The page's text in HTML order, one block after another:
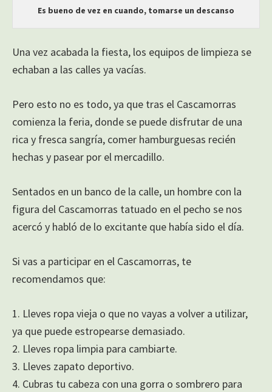
Es bueno de vez en cuando, tomarse un descanso
Una vez acabada la fiesta, los equipos de limpieza se
echaban a las calles ya vacías.
Pero esto no es todo, ya que tras el Cascamorras
comienza la feria, donde se puede disfrutar de una
rica y fresca sangría, comer hamburguesas recién
hechas y pasear por el mercadillo.
Sentados en un banco de la calle, un hombre con la
figura del Cascamorras tatuado en el pecho se nos
acercó y habló de lo excitante que había sido el día.
Si vas a participar en el Cascamorras, te
recomendamos que:
1. Lleves ropa vieja o que no vayas a volver a utilizar,
ya que puede estropearse demasiado.
2. Lleves ropa limpia para cambiarte.
3. Lleves zapato deportivo.
4. Cubras tu cabeza con una gorra o sombrero para